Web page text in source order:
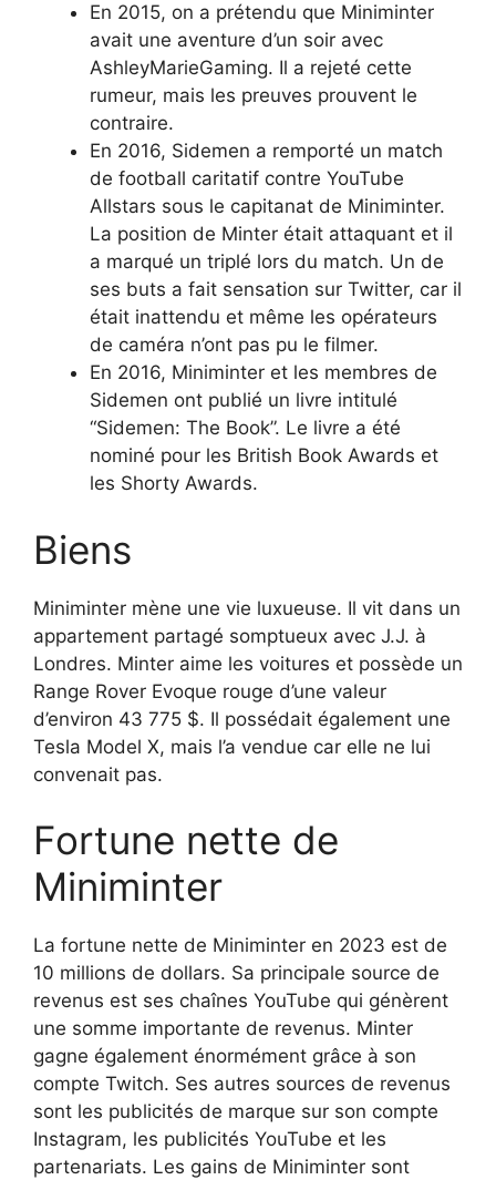
En 2015, on a prétendu que Miniminter
avait une aventure d’un soir avec
AshleyMarieGaming. Il a rejeté cette
rumeur, mais les preuves prouvent le
contraire.
En 2016, Sidemen a remporté un match
de football caritatif contre YouTube
Allstars sous le capitanat de Miniminter.
La position de Minter était attaquant et il
a marqué un triplé lors du match. Un de
ses buts a fait sensation sur Twitter, car il
était inattendu et même les opérateurs
de caméra n’ont pas pu le filmer.
En 2016, Miniminter et les membres de
Sidemen ont publié un livre intitulé
“Sidemen: The Book”. Le livre a été
nominé pour les British Book Awards et
les Shorty Awards.
Biens
Miniminter mène une vie luxueuse. Il vit dans un
appartement partagé somptueux avec J.J. à
Londres. Minter aime les voitures et possède un
Range Rover Evoque rouge d’une valeur
d’environ 43 775 $. Il possédait également une
Tesla Model X, mais l’a vendue car elle ne lui
convenait pas.
Fortune nette de
Miniminter
La fortune nette de Miniminter en 2023 est de
10 millions de dollars. Sa principale source de
revenus est ses chaînes YouTube qui génèrent
une somme importante de revenus. Minter
gagne également énormément grâce à son
compte Twitch. Ses autres sources de revenus
sont les publicités de marque sur son compte
Instagram, les publicités YouTube et les
partenariats. Les gains de Miniminter sont